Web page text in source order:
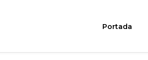
Portada